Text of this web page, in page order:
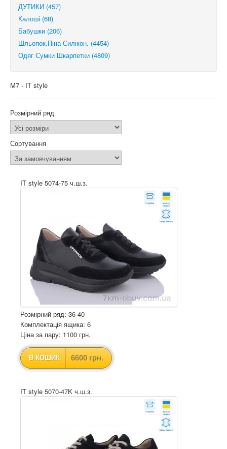
ДУТИКИ (457)
Калоші (68)
Бабушки (206)
Шльопок.Піна-Силікон. (4454)
Одяг Сумки Шкарпетки (4809)
M7 - IT style
Розмірний ряд
Сортування
IT style 5074-75 ч.ш.з.
Розмірний ряд: 36-40
Комплектація ящика: 6
Ціна за пару: 1100 грн.
В КОШИК 6600 грн.
IT style 5070-47K ч.ш.з.